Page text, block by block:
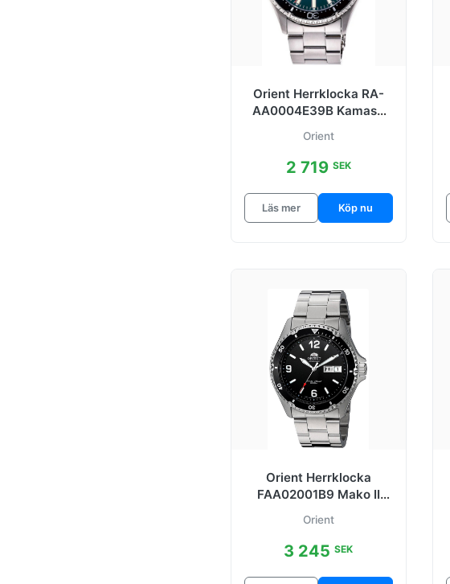
Orient Herrklocka RA-
AA0004E39B Kamasu
mm
Orient
2 719 SEK
Läs mer Köp nu
Orient Herrklocka
FAA02001B9 Mako II
Orient
3 245SEK